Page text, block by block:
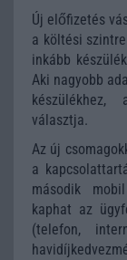
Új előfizetés
a költési
inkább
Aki nagyobb
készülékhez,
választja.
Az új
a
második
kaphat az
(telefon,